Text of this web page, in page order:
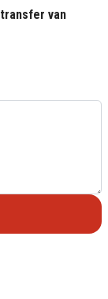
van